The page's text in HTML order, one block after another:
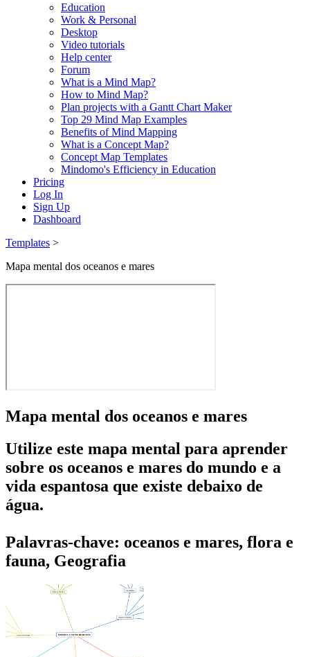
Education
Work & Personal
Desktop
Video tutorials
Help center
Forum
What is a Mind Map?
How to Mind Map?
Plan projects with a Gantt Chart Maker
Top 29 Mind Map Examples
Benefits of Mind Mapping
What is a Concept Map?
Concept Map Templates
Mindomo's Efficiency in Education
Pricing
Log In
Sign Up
Dashboard
Templates >
Mapa mental dos oceanos e mares
Mapa mental dos oceanos e mares
Utilize este mapa mental para aprender
sobre os oceanos e mares do mundo e a
vida espantosa que existe debaixo de
água.
Palavras-chave: oceanos e mares, flora e
fauna, Geografia